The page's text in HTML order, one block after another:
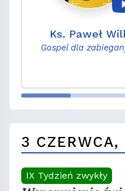
Ks. Paweł
Gospel dla
3 CZERWCA,
IX Tydzień zwykły